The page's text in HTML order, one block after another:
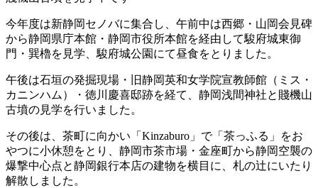
今年度は新静岡セノバに集合し、午前中は西郷・山岡会見碑
から静岡県庁本館・静岡市役所本館を経由して駿府城東御
門・巽櫓を見学、駿府城公園にて昼食をとりました。
午後は石垣の発掘現場・旧静岡英和女学院宣教師館（ミス・
カニンハム）・徳川慶喜邸跡を経て、静岡浅間神社と賤機山
古墳の見学を行いました。
その後は、茶町に向かい「Kinzaburo」で「茶っふる」をお
やつに小休憩をとり、静岡市茶市場・金座町から静岡空襲の
爆撃中心点と静岡銀行本店の建物を横目に、札の辻にいたり
解散しました。